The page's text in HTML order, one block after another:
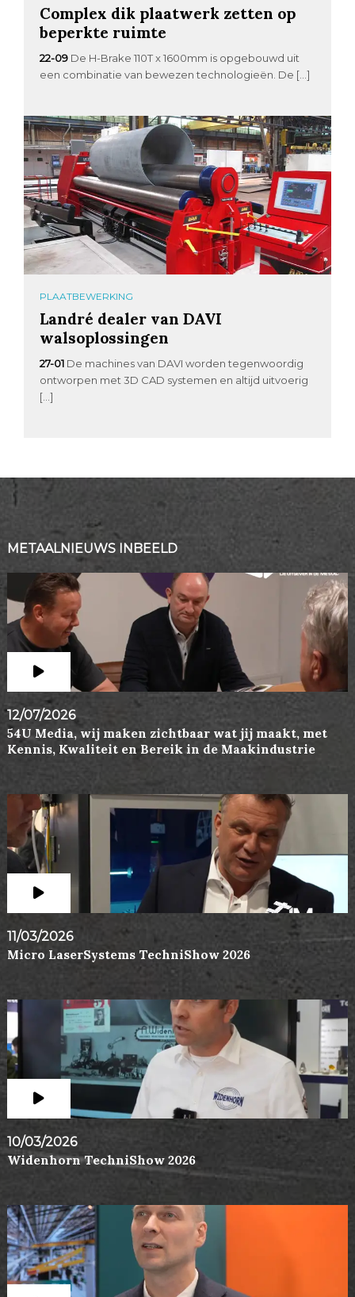
Complex dik plaatwerk zetten op
beperkte ruimte
22-09 De H-Brake 110T x 1600mm is opgebouwd uit
een combinatie van bewezen technologieën. De […]
PLAATBEWERKING
Landré dealer van DAVI
walsoplossingen
27-01 De machines van DAVI worden tegenwoordig
ontworpen met 3D CAD systemen en altijd uitvoerig
[…]
METAALNIEUWS INBEELD
12/07/2026
54U Media, wij maken zichtbaar wat jij maakt, met
Kennis, Kwaliteit en Bereik in de Maakindustrie
11/03/2026
Micro LaserSystems TechniShow 2026
10/03/2026
Widenhorn TechniShow 2026